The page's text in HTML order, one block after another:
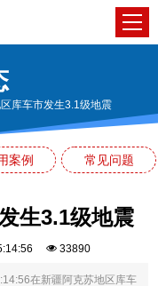
库车市发生3.1级地震
案例 常见问题
生3.1级地震
33890
在新疆阿克苏地区库车